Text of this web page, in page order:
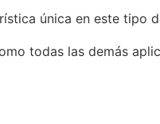
única en este tipo
todas las demás